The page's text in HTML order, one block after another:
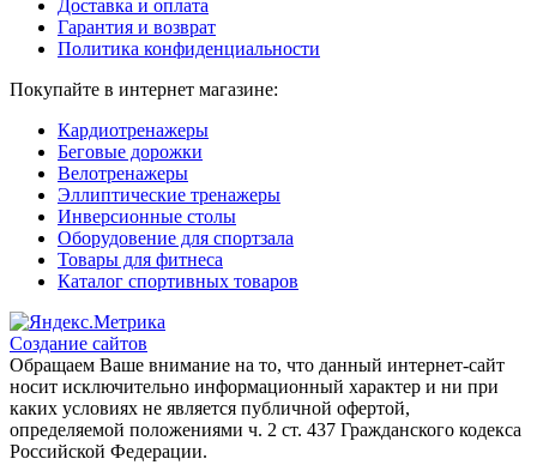
Доставка и оплата
Гарантия и возврат
Политика конфиденциальности
Покупайте в интернет магазине:
Кардиотренажеры
Беговые дорожки
Велотренажеры
Эллиптические тренажеры
Инверсионные столы
Оборудовение для спортзала
Товары для фитнеса
Каталог спортивных товаров
Создание сайтов
Обращаем Ваше внимание на то, что данный интернет-сайт
носит исключительно информационный характер и ни при
каких условиях не является публичной офертой,
определяемой положениями ч. 2 ст. 437 Гражданского кодекса
Российской Федерации.